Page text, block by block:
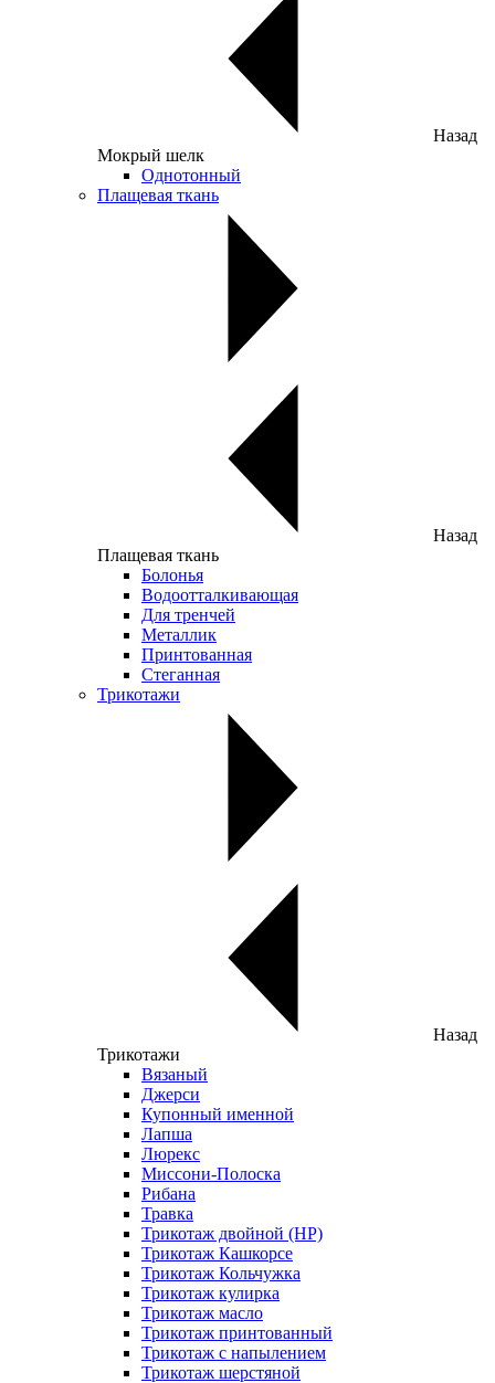
Назад
Мокрый шелк
Однотонный
Плащевая ткань
Назад
Плащевая ткань
Болонья
Водоотталкивающая
Для тренчей
Металлик
Принтованная
Стеганная
Трикотажи
Назад
Трикотажи
Вязаный
Джерси
Купонный именной
Лапша
Люрекс
Миссони-Полоска
Рибана
Травка
Трикотаж двойной (НР)
Трикотаж Кашкорсе
Трикотаж Кольчужка
Трикотаж кулирка
Трикотаж масло
Трикотаж принтованный
Трикотаж с напылением
Трикотаж шерстяной